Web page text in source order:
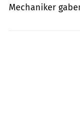
Mechaniker